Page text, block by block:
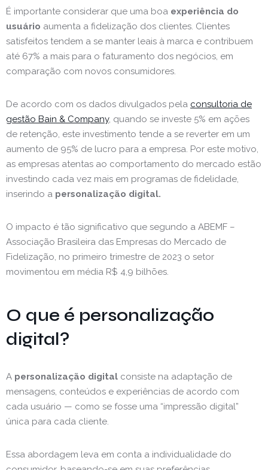
É importante considerar que uma boa experiência do
usuário aumenta a fidelização dos clientes. Clientes
satisfeitos tendem a se manter leais à marca e contribuem
até 67% a mais para o faturamento dos negócios, em
comparação com novos consumidores.
De acordo com os dados divulgados pela consultoria de
gestão Bain & Company, quando se investe 5% em ações
de retenção, este investimento tende a se reverter em um
aumento de 95% de lucro para a empresa. Por este motivo,
as empresas atentas ao comportamento do mercado estão
investindo cada vez mais em programas de fidelidade,
inserindo a personalização digital.
O impacto é tão significativo que segundo a ABEMF –
Associação Brasileira das Empresas do Mercado de
Fidelização, no primeiro trimestre de 2023 o setor
movimentou em média R$ 4,9 bilhões.
O que é personalização
digital?
A personalização digital consiste na adaptação de
mensagens, conteúdos e experiências de acordo com
cada usuário — como se fosse uma “impressão digital”
única para cada cliente.
Essa abordagem leva em conta a individualidade do